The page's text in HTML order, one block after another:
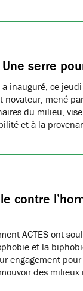
serre
a inauguré, ce
novateur, mené
du milieu,
et à la
contre
ACTES ont
et la
engagement
des